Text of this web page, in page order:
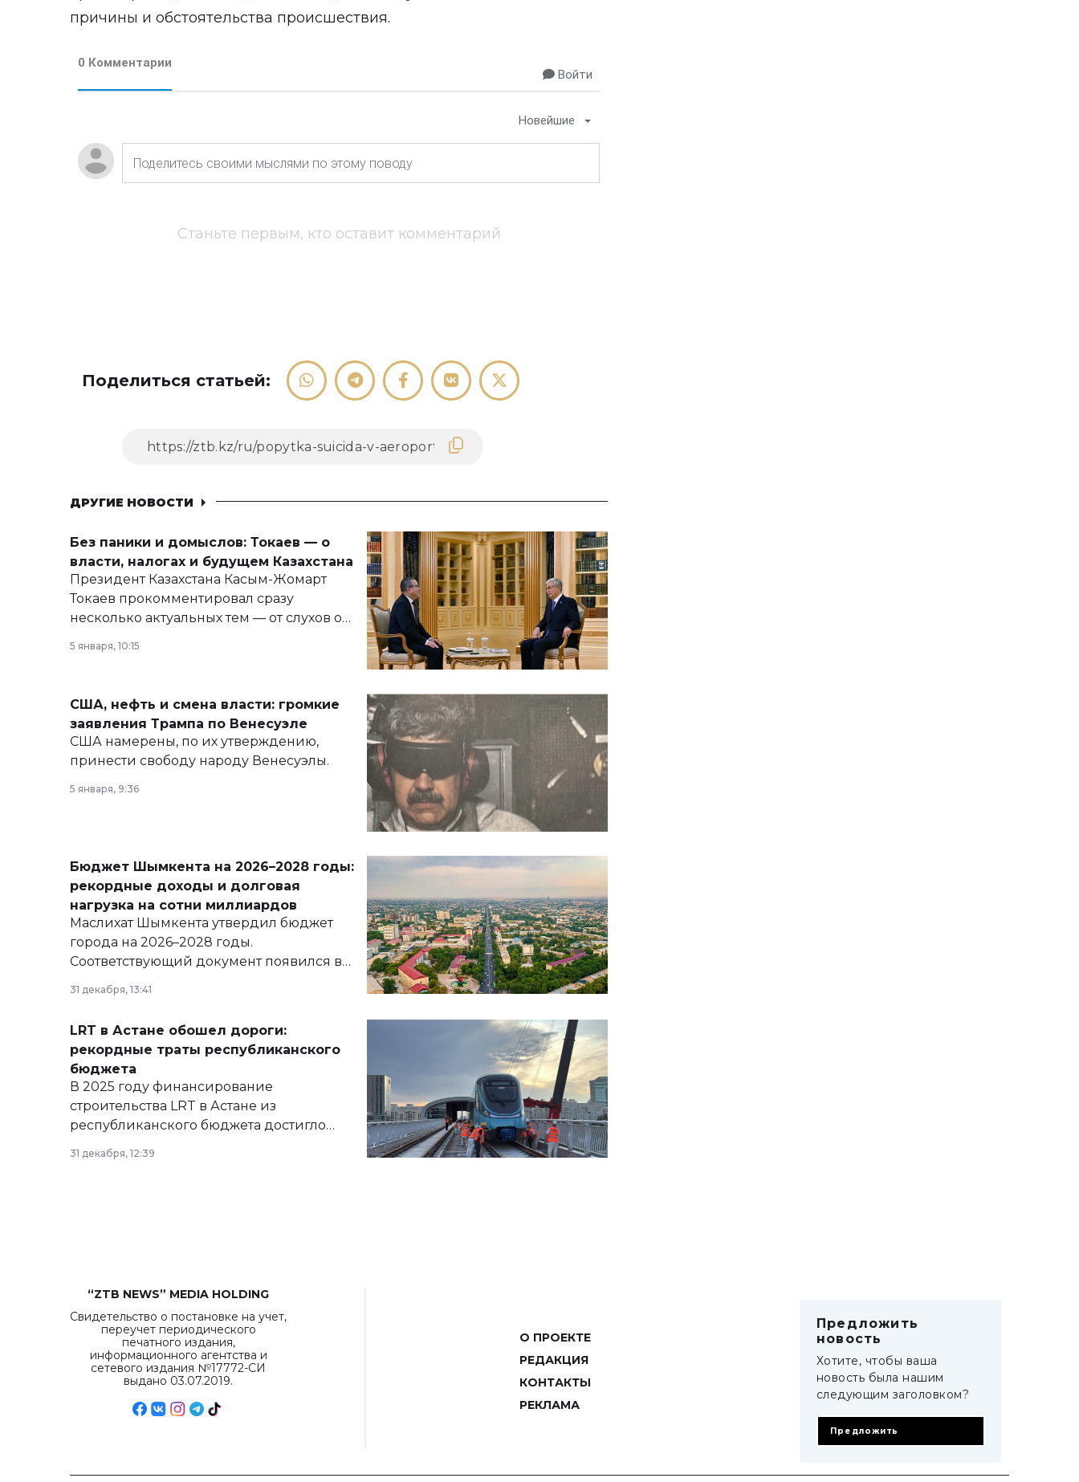
причины и обстоятельства происшествия.
0 Комментарии
Войти
Новейшие
Станьте первым, кто оставит комментарий
Поделиться статьей:
ДРУГИЕ НОВОСТИ
Без паники и домыслов: Токаев — о
власти, налогах и будущем Казахстана
Президент Казахстана Касым-Жомарт
Токаев прокомментировал сразу
несколько актуальных тем — от слухов о
армии, экономики и личного здоровья.
5 января, 10:15
США, нефть и смена власти: громкие
заявления Трампа по Венесуэле
США намерены, по их утверждению,
принести свободу народу Венесуэлы.
5 января, 9:36
Бюджет Шымкента на 2026–2028 годы:
рекордные доходы и долговая
нагрузка на сотни миллиардов
Маслихат Шымкента утвердил бюджет
города на 2026–2028 годы.
Соответствующий документ появился в
базе нормативных правовых актов и на
сайте маслихат города.
31 декабря, 13:41
LRT в Астане обошел дороги:
рекордные траты республиканского
бюджета
В 2025 году финансирование
строительства LRT в Астане из
республиканского бюджета достигло
рекордных объемов.
31 декабря, 12:39
“ZTB NEWS” MEDIA HOLDING
Свидетельство о постановке на учет,
переучет периодического
печатного издания,
информационного агентства и
сетевого издания №17772-СИ
выдано 03.07.2019.
О ПРОЕКТЕ
РЕДАКЦИЯ
КОНТАКТЫ
РЕКЛАМА
Предложить
новость
Хотите, чтобы ваша
новость была нашим
следующим заголовком?
Предложить